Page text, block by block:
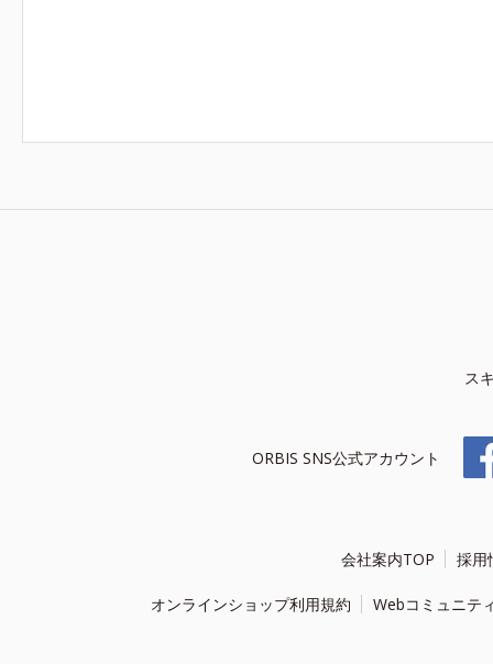
ス
ORBIS SNS公式アカウント
会社案内TOP 採用
オンラインショップ利用規約 Webコミュニテ